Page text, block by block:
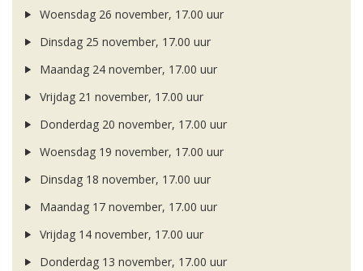
Woensdag 26 november, 17.00 uur
Dinsdag 25 november, 17.00 uur
Maandag 24 november, 17.00 uur
Vrijdag 21 november, 17.00 uur
Donderdag 20 november, 17.00 uur
Woensdag 19 november, 17.00 uur
Dinsdag 18 november, 17.00 uur
Maandag 17 november, 17.00 uur
Vrijdag 14 november, 17.00 uur
Donderdag 13 november, 17.00 uur